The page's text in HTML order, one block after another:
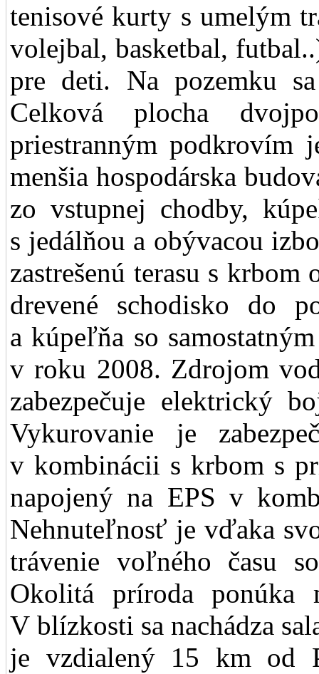
tenisové kurty s umelým
volejbal, basketbal,
pre deti. Na pozemku
Celková plocha
priestranným podkrovím
menšia hospodárska
zo vstupnej chodby,
s jedálňou a obývacou
zastrešenú terasu s
drevené schodisko do
a kúpeľňa so
v roku 2008. Zdrojom
zabezpečuje elektrický
Vykurovanie je
v kombinácii s krbom s
napojený na EPS v
Nehnuteľnosť je vďaka
trávenie voľného času
Okolitá príroda ponúka
V blízkosti sa nachádza
je vzdialený 15 km od